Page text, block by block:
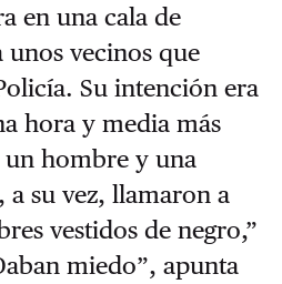
en una cala de
vecinos que
Su intención era
hora y media más
hombre y una
su vez, llamaron a
vestidos de negro,”
miedo”, apunta